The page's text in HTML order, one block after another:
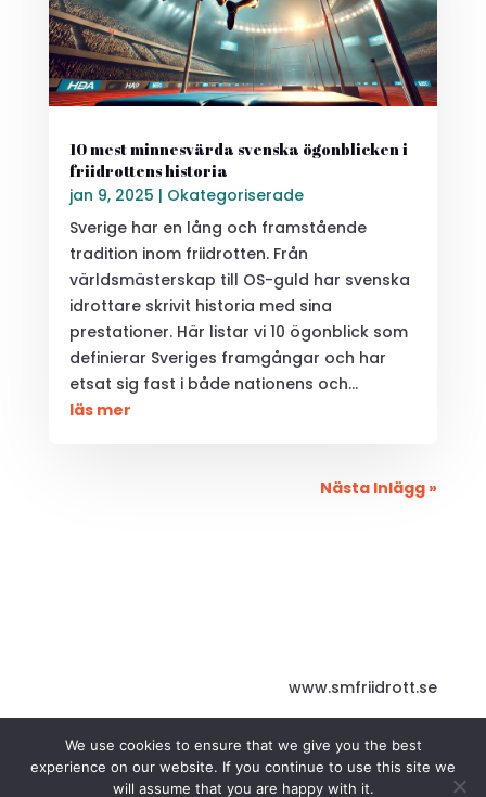
10 mest minnesvärda svenska ögonblicken i
friidrottens historia
jan 9, 2025 | Okategoriserade
Sverige har en lång och framstående
tradition inom friidrotten. Från
världsmästerskap till OS-guld har svenska
idrottare skrivit historia med sina
prestationer. Här listar vi 10 ögonblick som
definierar Sveriges framgångar och har
etsat sig fast i både nationens och...
läs mer
Nästa Inlägg »
www.smfriidrott.se
We use cookies to ensure that we give you the best
experience on our website. If you continue to use this site we
will assume that you are happy with it.